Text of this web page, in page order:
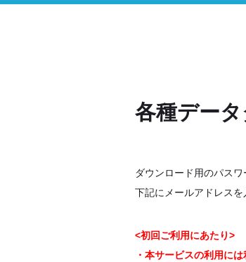
各種デー
ダウンロード用のパスワ
下記にメールアドレスを
<初回ご利用にあたり>
・本サービスの利用に